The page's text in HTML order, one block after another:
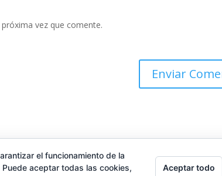
vez que comente.
el funcionamiento de la
aceptar todas las cookies,
Aceptar todo